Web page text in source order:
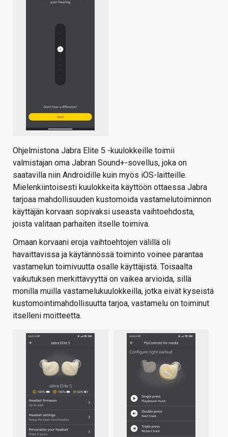
Ohjelmistona Jabra Elite 5 -kuulokkeille toimii
valmistajan oma Jabran Sound+-sovellus, joka on
saatavilla niin Androidille kuin myös iOS-laitteille.
Mielenkiintoisesti kuulokkeita käyttöön ottaessa Jabra
tarjoaa mahdollisuuden kustomoida vastamelutoiminnon
käyttäjän korvaan sopivaksi useasta vaihtoehdosta,
joista valitaan parhaiten itselle toimiva.
Omaan korvaani eroja vaihtoehtojen välillä oli
havaittavissa ja käytännössä toiminto voinee parantaa
vastamelun toimivuutta osalle käyttäjistä. Toisaalta
vaikutuksen merkittävyyttä on vaikea arvioida, sillä
monilla muilla vastamelukuulokkeilla, jotka eivät kyseistä
kustomointimahdollisuutta tarjoa, vastamelu on toiminut
itselleni moitteetta.